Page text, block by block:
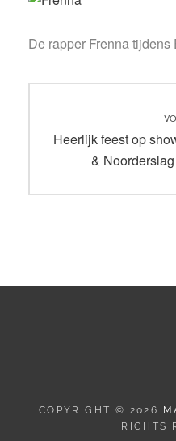
De rapper Frenna
navigatie
Vorig
bericht:
Heerlijk feest op
&
COPYRIGHT © 2026
RIGHTS